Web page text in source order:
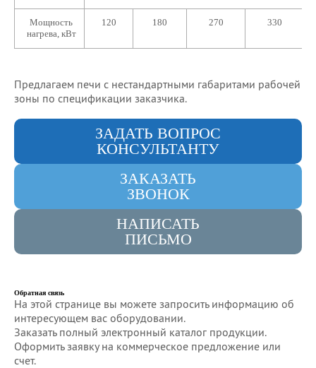
Мощность
нагрева, кВт
120 180 270 330
Предлагаем печи с нестандартными габаритами рабочей
зоны по спецификации заказчика.
ЗАДАТЬ ВОПРОС
КОНСУЛЬТАНТУ
ЗАКАЗАТЬ
ЗВОНОК
НАПИСАТЬ
ПИСЬМО
Обратная связь
На этой странице вы можете запросить информацию об
интересующем вас оборудовании.
Заказать полный электронный каталог продукции.
Оформить заявку на коммерческое предложение или
счет.